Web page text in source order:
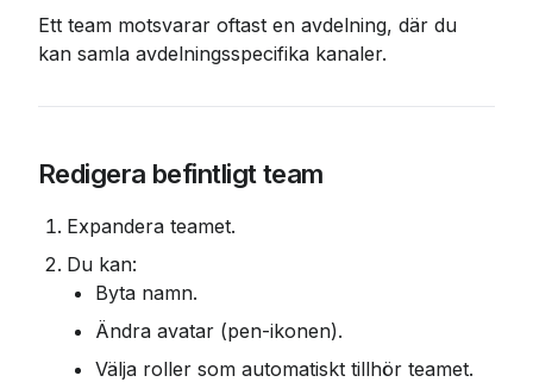
Ett team motsvarar oftast en avdelning, där du
kan samla avdelningsspecifika kanaler.
Redigera befintligt team
Expandera teamet.
Du kan:
Byta namn.
Ändra avatar (pen-ikonen).
Välja roller som automatiskt tillhör teamet.